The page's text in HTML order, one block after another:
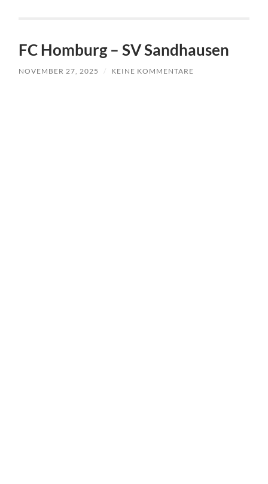
FC Homburg – SV Sandhausen
NOVEMBER 27, 2025 / KEINE KOMMENTARE